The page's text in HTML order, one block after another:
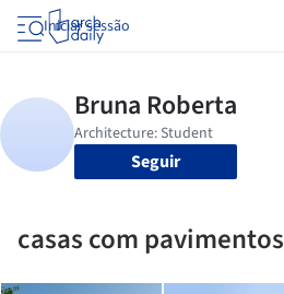
Iniciar sessão
Seguir
casas com pavimentos